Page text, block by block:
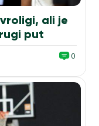
ali je
put
0